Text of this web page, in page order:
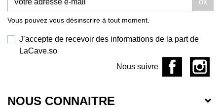
Vous pouvez vous désinscrire à tout moment.
J’accepte de recevoir des informations de la part de
LaCave.so
Nous suivre
NOUS CONNAITRE